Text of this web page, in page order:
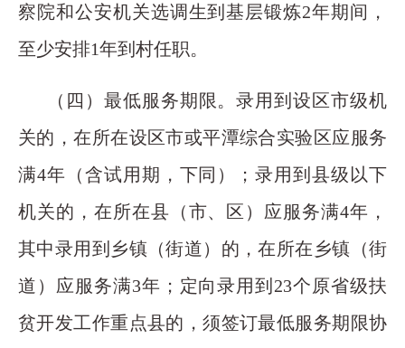
察院和公安机关选调生到基层锻炼2年期间，
至少安排1年到村任职。
（四）最低服务期限。录用到设区市级机
关的，在所在设区市或平潭综合实验区应服务
满4年（含试用期，下同）；录用到县级以下
机关的，在所在县（市、区）应服务满4年，
其中录用到乡镇（街道）的，在所在乡镇（街
道）应服务满3年；定向录用到23个原省级扶
贫开发工作重点县的，须签订最低服务期限协